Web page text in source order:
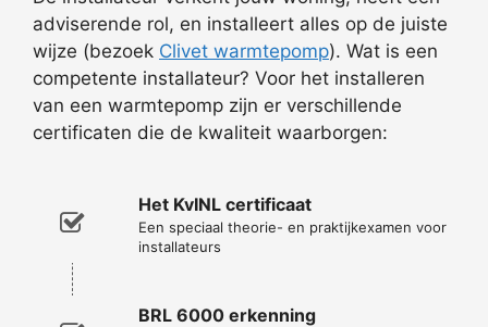
adviserende rol, en installeert alles op de juiste
wijze (bezoek Clivet warmtepomp). Wat is een
competente installateur? Voor het installeren
van een warmtepomp zijn er verschillende
certificaten die de kwaliteit waarborgen:
Het KvINL certificaat
Een speciaal theorie- en praktijkexamen voor
installateurs
BRL 6000 erkenning